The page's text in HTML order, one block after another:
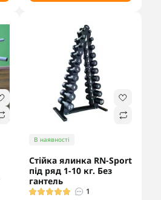
В наявності
Стійка ялинка RN-Sport
під ряд 1-10 кг. Без
гантель
1